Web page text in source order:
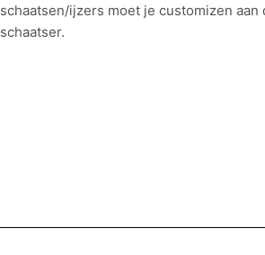
schaatsen/ijzers moet je customizen
schaatser.